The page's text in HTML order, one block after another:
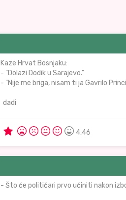
Kaze Hrvat Bosnjaku:
- "Dolazi Dodik u Sarajevo."
- "Nije me briga, nisam ti ja Gavrilo
dadi
4,46
- Što će političari prvo učiniti nakon